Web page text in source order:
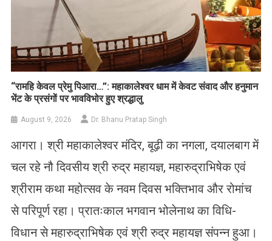
​“रामहि केवल प्रेमु पिआरा…”: महाकालेश्वर धाम में केवट संवाद और हनुमान
भेंट के प्रसंगों पर भावविभोर हुए श्रद्धालु
August 9, 2026 Dr. Bhanu Pratap Singh
आगरा। श्री महाकालेश्वर मंदिर, बूढ़ी का नगला, दयालबाग में
चल रहे नौ दिवसीय श्री रुद्र महायज्ञ, महारुद्राभिषेक एवं
श्रीराम कथा महोत्सव के नवम दिवस भक्तिभाव और रोमांच
से परिपूर्ण रहा। प्रातःकाल भगवान भोलेनाथ का विधि-
विधान से महारुद्राभिषेक एवं श्री रुद्र महायज्ञ संपन्न हुआ।